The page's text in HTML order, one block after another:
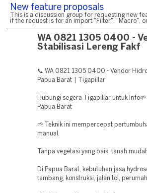
New feature proposals
This is a discussion group for requesting new
if the request is for an import "Filter", "Macro",
WA 0821 1305 0400 -
Stabilisasi Lereng Fakf
📞 WA 0821 1305 0400 - Vendor
Papua Barat | Tigapillar
Hubungi segera Tigapillar untuk
Papua Barat
🌱 Teknik ini mempercepat
manual.
Tanpa vegetasi yang baik, tanah
Di Papua Barat, kebutuhan jasa
tambang, konstruksi, jalan tol,